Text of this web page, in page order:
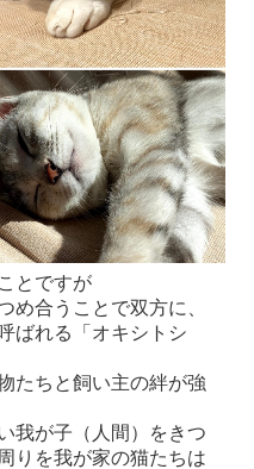
とですが
め合うことで双方に、
ばれる「オキシトシ
たちと飼い主の絆が強
我が子（人間）をきつ
りを我が家の猫たちは